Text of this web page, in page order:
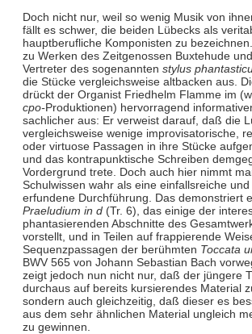
Doch nicht nur, weil so wenig Musik von
fällt es schwer, die beiden Lübecks als
hauptberufliche Komponisten zu
zu Werken des Zeitgenossen Buxtehude
Vertreter des sogenannten stylus
die Stücke vergleichsweise altbacken aus.
drückt der Organist Friedhelm Flamme im
cpo-Produktionen) hervorragend
sachlicher aus: Er verweist darauf, daß die
vergleichsweise wenige improvisatorische,
oder virtuose Passagen in ihre Stücke
und das kontrapunktische Schreiben
Vordergrund trete. Doch auch hier nimmt
Schulwissen wahr als eine einfallsreiche
erfundene Durchführung. Das demonstriert
Praeludium in d (Tr. 6), das einige der
phantasierenden Abschnitte des
vorstellt, und in Teilen auf frappierende
Sequenzpassagen der berühmten Toccata
BWV 565 von Johann Sebastian Bach
zeigt jedoch nun nicht nur, daß der jüngere
durchaus auf bereits kursierendes Material
sondern auch gleichzeitig, daß dieser es
aus dem sehr ähnlichen Material ungleich
zu gewinnen.